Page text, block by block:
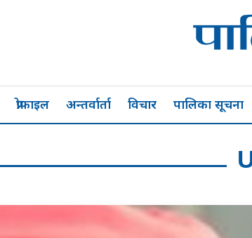
प्रोफाइल अन्तर्वार्ता विचार पालिका सूचना